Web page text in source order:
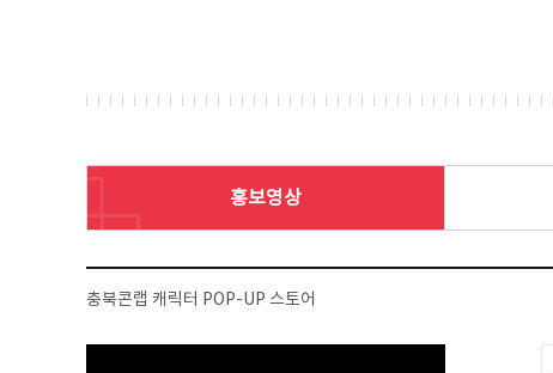
홍보영상
충북콘랩 캐릭터 POP-UP 스토어